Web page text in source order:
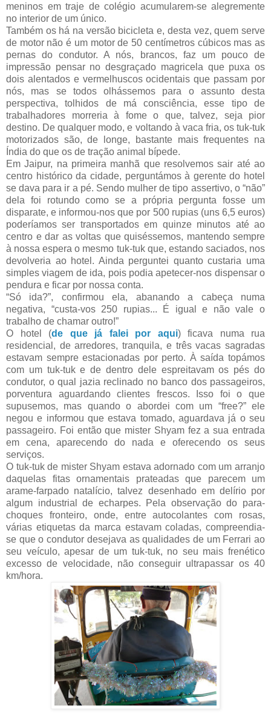
meninos em traje de colégio acumularem-se alegremente
no interior de um único.
Também os há na versão bicicleta e, desta vez, quem serve
de motor não é um motor de 50 centímetros cúbicos mas as
pernas do condutor. A nós, brancos, faz um pouco de
impressão pensar no desgraçado magricela que puxa os
dois alentados e vermelhuscos ocidentais que passam por
nós, mas se todos olhássemos para o assunto desta
perspectiva, tolhidos de má consciência, esse tipo de
trabalhadores morreria à fome o que, talvez, seja pior
destino. De qualquer modo, e voltando à vaca fria, os tuk-tuk
motorizados são, de longe, bastante mais frequentes na
Índia do que os de tração animal bípede.
Em Jaipur, na primeira manhã que resolvemos sair até ao
centro histórico da cidade, perguntámos à gerente do hotel
se dava para ir a pé. Sendo mulher de tipo assertivo, o “não”
dela foi rotundo como se a própria pergunta fosse um
disparate, e informou-nos que por 500 rupias (uns 6,5 euros)
poderíamos ser transportados em quinze minutos até ao
centro e dar as voltas que quiséssemos, mantendo sempre
à nossa espera o mesmo tuk-tuk que, estando saciados, nos
devolveria ao hotel. Ainda perguntei quanto custaria uma
simples viagem de ida, pois podia apetecer-nos dispensar o
pendura e ficar por nossa conta.
“Só ida?”, confirmou ela, abanando a cabeça numa
negativa, “custa-vos 250 rupias... É igual e não vale o
trabalho de chamar outro!”
O hotel (de que já falei por aqui) ficava numa rua
residencial, de arredores, tranquila, e três vacas sagradas
estavam sempre estacionadas por perto. À saída topámos
com um tuk-tuk e de dentro dele espreitavam os pés do
condutor, o qual jazia reclinado no banco dos passageiros,
porventura aguardando clientes frescos. Isso foi o que
supusemos, mas quando o abordei com um “free?” ele
negou e informou que estava tomado, aguardava já o seu
passageiro. Foi então que mister Shyam fez a sua entrada
em cena, aparecendo do nada e oferecendo os seus
serviços.
O tuk-tuk de mister Shyam estava adornado com um arranjo
daquelas fitas ornamentais prateadas que parecem um
arame-farpado natalício, talvez desenhado em delírio por
algum industrial de echarpes. Pela observação do para-
choques fronteiro, onde, entre autocolantes com rosas,
várias etiquetas da marca estavam coladas, compreendia-
se que o condutor desejava as qualidades de um Ferrari ao
seu veículo, apesar de um tuk-tuk, no seu mais frenético
excesso de velocidade, não conseguir ultrapassar os 40
km/hora.